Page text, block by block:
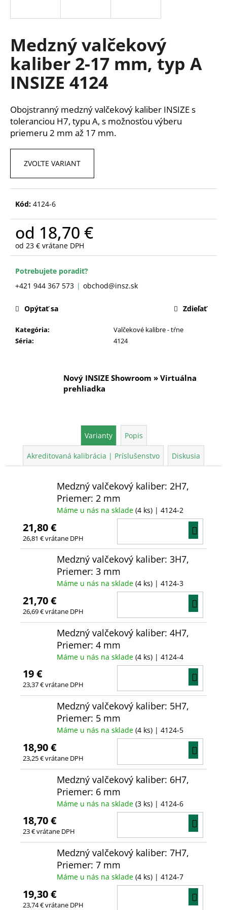
Medzný valčekový
kaliber 2-17 mm, typ A
INSIZE 4124
Obojstranný medzný valčekový kaliber INSIZE s
toleranciou H7, typu A, s možnosťou výberu
priemeru 2 mm až 17 mm.
ZVOĽTE VARIANT
Kód: 4124-6
od 18,70 €
od 23 € vrátane DPH
Jednotková
Potrebujete poradiť?
+421 944 367 573
obchod@insz.sk
Kategória:
Valčekové kalibre - tŕne
Séria: 4124
Opýtať sa Zdieľať
Nový INSIZE Showroom » Virtuálna
prehliadka
Varianty Popis
Akreditovaná kalibrácia | Príslušenstvo Diskusia
Medzný valčekový kaliber: 2H7,
Priemer: 2 mm
Máme u nás na sklade (4 ks) | 4124-2
21,80 €
26,81 € vrátane DPH
Medzný valčekový kaliber: 3H7,
Priemer: 3 mm
Máme u nás na sklade (4 ks) | 4124-3
21,70 €
26,69 € vrátane DPH
Medzný valčekový kaliber: 4H7,
Priemer: 4 mm
Máme u nás na sklade (4 ks) | 4124-4
19 €
23,37 € vrátane DPH
Medzný valčekový kaliber: 5H7,
Priemer: 5 mm
Máme u nás na sklade (4 ks) | 4124-5
18,90 €
23,25 € vrátane DPH
Medzný valčekový kaliber: 6H7,
Priemer: 6 mm
Máme u nás na sklade (3 ks) | 4124-6
18,70 €
23 € vrátane DPH
Medzný valčekový kaliber: 7H7,
Priemer: 7 mm
Máme u nás na sklade (4 ks) | 4124-7
19,30 €
23,74 € vrátane DPH
s
ť
?
HĽADAŤ
ú
m